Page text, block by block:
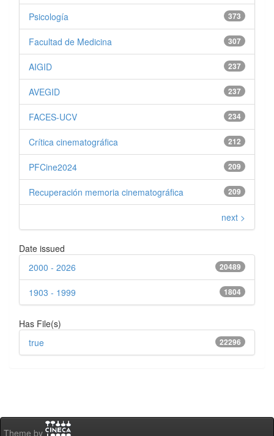
373
Psicología
307
Facultad de Medicina
237
AIGID
237
AVEGID
234
FACES-UCV
212
Crítica cinematográfica
209
PFCine2024
209
Recuperación memoria cinematográfica
next >
Date issued
20489
2000 - 2026
1804
1903 - 1999
Has File(s)
22296
true
Theme by